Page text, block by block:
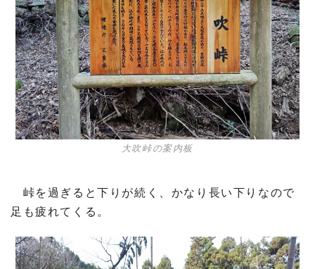
大吹峠の案内板
峠を過ぎると下りが続く、かなり長い下りなので
足も疲れてくる。